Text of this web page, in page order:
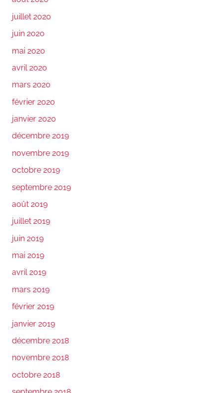
juillet 2020
juin 2020
mai 2020
avril 2020
mars 2020
février 2020
janvier 2020
décembre 2019
novembre 2019
octobre 2019
septembre 2019
août 2019
juillet 2019
juin 2019
mai 2019
avril 2019
mars 2019
février 2019
janvier 2019
décembre 2018
novembre 2018
octobre 2018